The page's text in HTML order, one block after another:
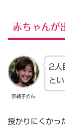
赤ちゃんが
奈緒子さん
2人
と
授かりにくかっ